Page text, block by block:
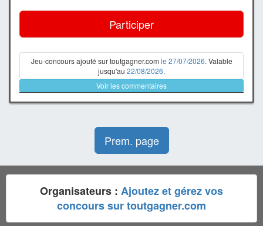
Participer
Jeu-concours ajouté sur toutgagner.com le 27/07/2026. Valable
jusqu'au 22/08/2026.
Voir les commentaires
Prem. page
Organisateurs : Ajoutez et gérez vos
concours sur toutgagner.com